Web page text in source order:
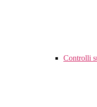
Controlli